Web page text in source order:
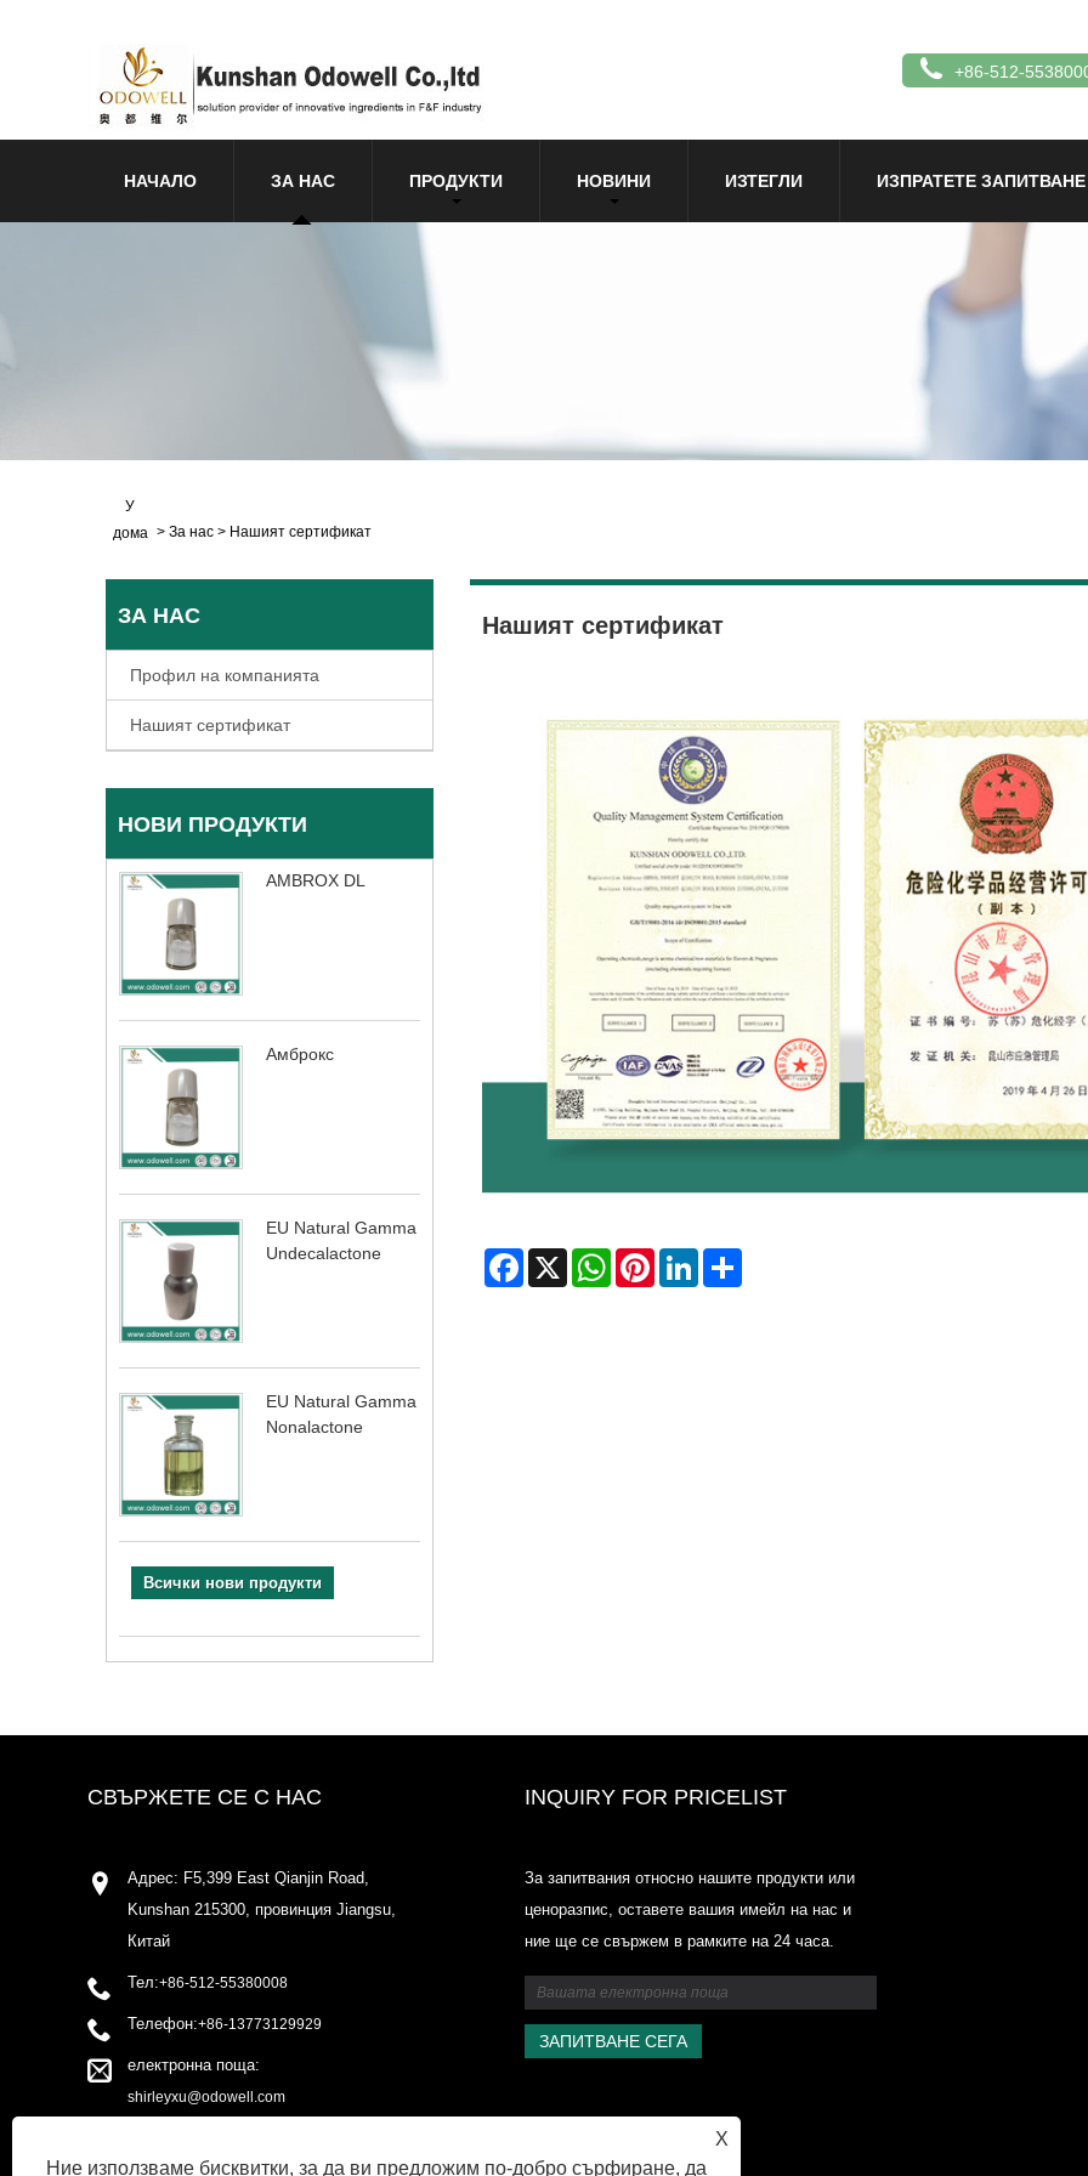
+86-512-
НАЧАЛО ЗА НАС ПРОДУКТИ НОВИНИ ИЗТЕГЛИ ИЗПРАТЕТЕ ЗАПИТВАНЕ
У
дома > За нас > Нашият сертификат
ЗА НАС
Профил на компанията
Нашият сертификат
НОВИ ПРОДУКТИ
AMBROX DL
Амброкс
EU Natural Gamma
Undecalactone
EU Natural Gamma
Nonalactone
Всички нови продукти
Нашият сертификат
Facebook
X WhatsAppPinterestLinkedIn
X
Ние използваме бисквитки, за да ви предложим по-добро сърфиране, да
СВЪРЖЕТЕ СЕ С НАС
Адрес: F5,399 East Qianjin Road,
Kunshan 215300, провинция Jiangsu,
Китай
Тел:+86-512-55380008
Телефон:+86-13773129929
електронна поща:
shirleyxu@odowell.com
INQUIRY FOR PRICELIST
За запитвания относно нашите продукти или
ценоразпис, оставете вашия имейл на нас и
ние ще се свържем в рамките на 24 часа.
2025.6.14-2025.07.25